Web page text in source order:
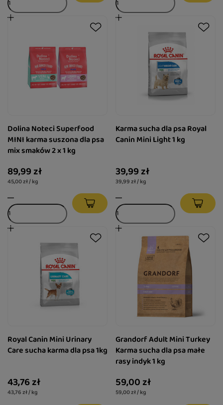
Dolina Noteci Superfood
MINI karma suszona dla psa
mix smaków 2 x 1 kg
89,99 zł
45,00 zł / kg
Karma sucha dla psa Royal
Canin Mini Light 1 kg
39,99 zł
39,99 zł / kg
Royal Canin Mini Urinary
Care sucha karma dla psa 1kg
43,76 zł
43,76 zł / kg
Grandorf Adult Mini Turkey
Karma sucha dla psa małe
rasy indyk 1 kg
59,00 zł
59,00 zł / kg